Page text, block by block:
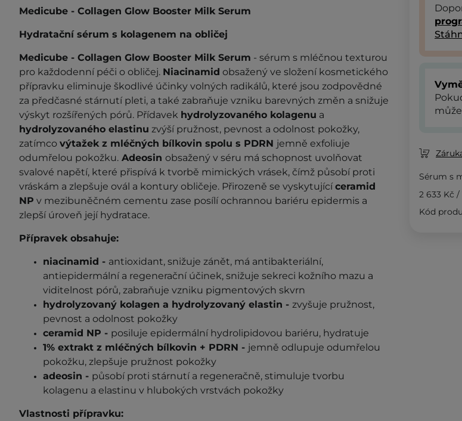
Medicube - Collagen Glow Booster Milk Serum
Hydratační sérum s kolagenem na obličej
Medicube - Collagen Glow Booster Milk Serum - sérum s mléčnou texturou
pro každodenní péči o obličej. Niacinamid obsažený ve složení kosmetického
přípravku eliminuje škodlivé účinky volných radikálů, které jsou zodpovědné
za předčasné stárnutí pleti, a také zabraňuje vzniku barevných změn a snižuje
výskyt rozšířených pórů. Přídavek hydrolyzovaného kolagenu a
hydrolyzovaného elastinu zvýší pružnost, pevnost a odolnost pokožky,
zatímco výtažek z mléčných bílkovin spolu s PDRN jemně exfoliuje
odumřelou pokožku. Adeosin obsažený v séru má schopnost uvolňovat
svalové napětí, které přispívá k tvorbě mimických vrásek, čímž působí proti
vráskám a zlepšuje ovál a kontury obličeje. Přirozeně se vyskytujícíceramid
NP v mezibuněčném cementu zase posílí ochrannou bariéru epidermis a
zlepší úroveň její hydratace.
Přípravek obsahuje:
niacinamid - antioxidant, snižuje zánět, má antibakteriální,
antiepidermální a regenerační účinek, snižuje sekreci kožního mazu a
viditelnost pórů, zabraňuje vzniku pigmentových skvrn
hydrolyzovaný kolagen a hydrolyzovaný elastin - zvyšuje pružnost,
pevnost a odolnost pokožky
ceramid NP - posiluje epidermální hydrolipidovou bariéru, hydratuje
1% extrakt z mléčných bílkovin + PDRN - jemně odlupuje odumřelou
pokožku, zlepšuje pružnost pokožky
adeosin - působí proti stárnutí a regeneračně, stimuluje tvorbu
kolagenu a elastinu v hlubokých vrstvách pokožky
Vlastnosti přípravku:
Sérum s
2 633 Kč /
Kód